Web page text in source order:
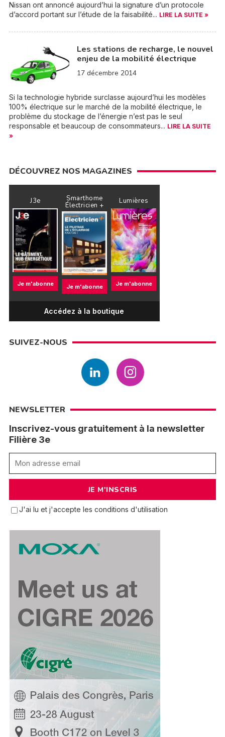
Nissan ont annoncé aujourd’hui la signature d’un protocole
d’accord portant sur l’étude de la faisabilité... LIRE LA SUITE »
Les stations de recharge, le nouvel
enjeu de la mobilité électrique
17 décembre 2014
Si la technologie hybride surclasse aujourd’hui les modèles
100% électrique sur le marché de la mobilité électrique, le
problème du stockage de l’énergie n’est pas le seul
responsable et beaucoup de consommateurs... LIRE LA SUITE
»
DÉCOUVREZ NOS MAGAZINES
J3e
Je m'abonne
Smarthome
Électricien +
Je m'abonne
Lumières
Je m'abonne
Accédez à la boutique
SUIVEZ-NOUS
NEWSLETTER
Inscrivez-vous gratuitement à la newsletter
Filière 3e
J'ai lu et j'accepte les conditions d'utilisation